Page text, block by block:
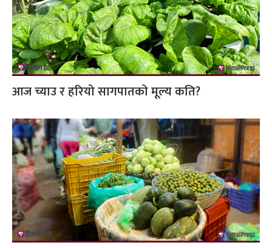
आज च्याउ र हरियो सागपातको मूल्य कति?